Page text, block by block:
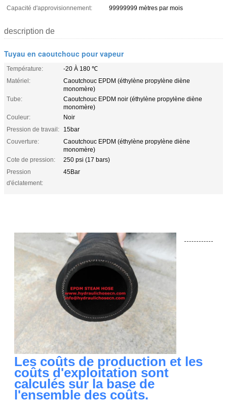
Capacité d'approvisionnement:
99999999 mètres par mois
description de
Tuyau en caoutchouc pour vapeur
Température:
-20 À 180 ℃
Matériel:
Caoutchouc EPDM (éthylène propylène diène
monomère)
Tube:
Caoutchouc EPDM noir (éthylène propylène diène
monomère)
Couleur:
Noir
Pression de travail:
15bar
Couverture:
Caoutchouc EPDM (éthylène propylène diène
monomère)
Cote de pression:
250 psi (17 bars)
Pression
d'éclatement:
45Bar
Les coûts de production et les
coûts d'exploitation sont
calculés sur la base de
l'ensemble des coûts.